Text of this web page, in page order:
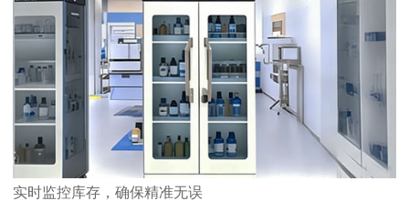
实时监控库存，确保精准无误